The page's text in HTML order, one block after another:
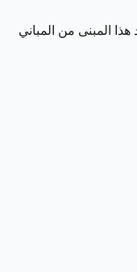
من كورنيش قطر. يُعد هذا المبنى من المباني